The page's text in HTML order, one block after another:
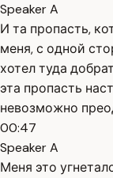
Speaker A
И та пропасть,
меня, с одной
хотел туда
эта пропасть
невозможно
00:47
Speaker A
Меня это